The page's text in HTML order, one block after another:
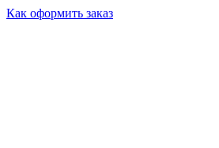
Как оформить заказ